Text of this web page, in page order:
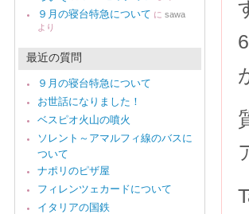
９月の寝台特急について に sawa
より
最近の質問
９月の寝台特急について
お世話になりました！
ベスピオ火山の噴火
ソレント～アマルフィ線のバスに
ついて
ナポリのピザ屋
フィレンツェカードについて
イタリアの国鉄